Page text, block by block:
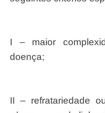
I – maior complexidade do tratamento da
doença;
II – refratariedade ou intolerância a primeira